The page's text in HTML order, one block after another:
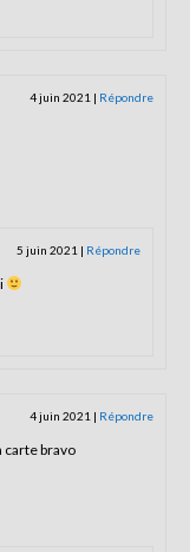
4 juin 2021 | Répondre
5 juin 2021 | Répondre
4 juin 2021 | Répondre
carte bravo